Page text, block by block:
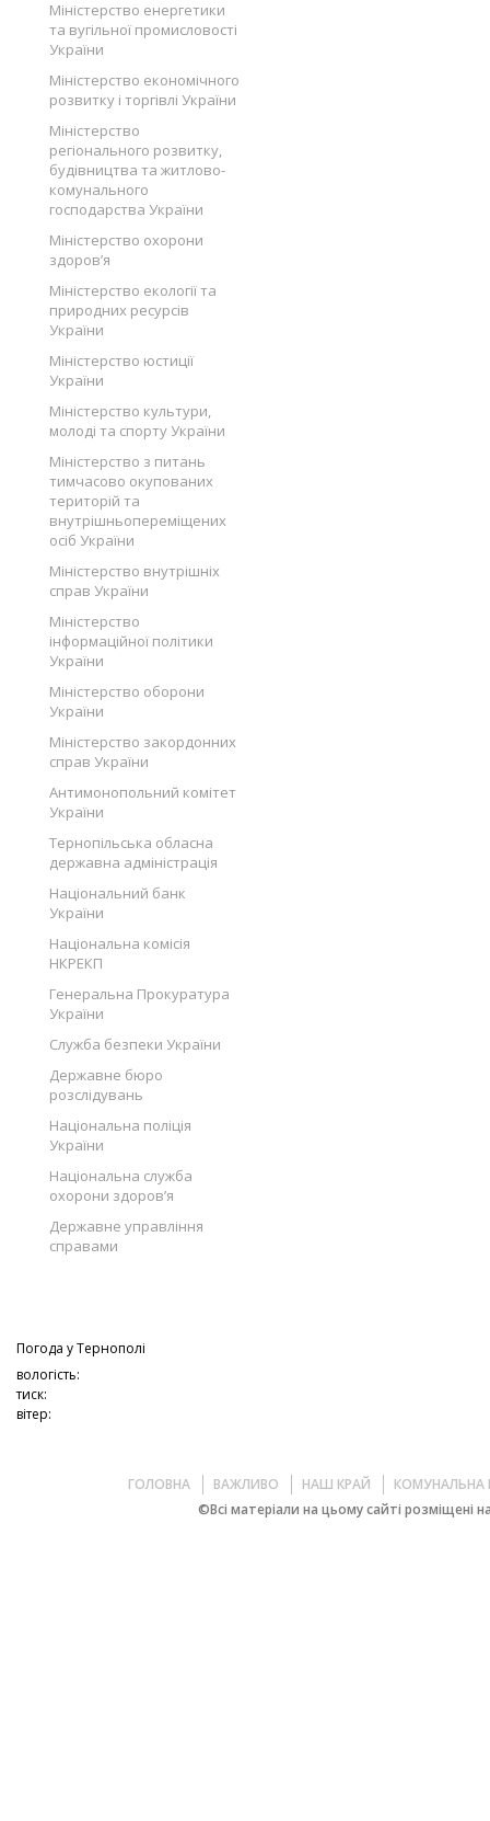
Міністерство енергетики
та вугільної промисловості
України
Міністерство економічного
розвитку і торгівлі України
Міністерство
регіонального розвитку,
будівництва та житлово-
комунального
господарства України
Міністерство охорони
здоров’я
Міністерство екології та
природних ресурсів
України
Міністерство юстиції
України
Міністерство культури,
молоді та спорту України
Міністерство з питань
тимчасово окупованих
територій та
внутрішньопереміщених
осіб України
Міністерство внутрішніх
справ України
Міністерство
інформаційної політики
України
Міністерство оборони
України
Міністерство закордонних
справ України
Антимонопольний комітет
України
Тернопільська обласна
державна адміністрація
Національний банк
України
Національна комісія
НКРЕКП
Генеральна Прокуратура
України
Служба безпеки України
Державне бюро
розслідувань
Національна поліція
України
Національна служба
охорони здоров’я
Державне управління
справами
Погода уТернополі
вологість:
тиск:
вітер:
ГОЛОВНА ВАЖЛИВО НАШ КРАЙ
КОМУНАЛЬНА
©Всі матеріали на цьому сайті розміщені